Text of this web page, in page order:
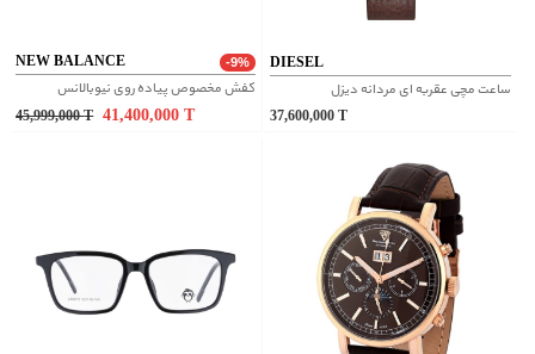
NEW BALANCE -9%
کفش مخصوص پیاده روی نیوبالانس
45,999,000T 41,400,000T
DIESEL
ساعت مچی عقربه ای مردانه دیزل
37,600,000 T